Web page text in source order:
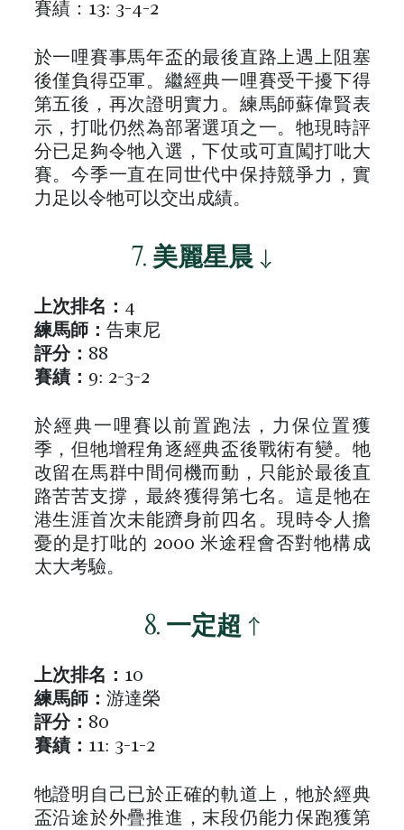
賽績：13: 3-4-2
於一哩賽事馬年盃的最後直路上遇上阻塞
後僅負得亞軍。繼經典一哩賽受干擾下得
第五後，再次證明實力。練馬師蘇偉賢表
示，打吡仍然為部署選項之一。牠現時評
分已足夠令牠入選，下仗或可直闖打吡大
賽。今季一直在同世代中保持競爭力，實
力足以令牠可以交出成績。
7. 美麗星晨 ↓
上次排名： 4
練馬師： 告東尼
評分： 88
賽績： 9: 2-3-2
於經典一哩賽以前置跑法，力保位置獲
季，但牠增程角逐經典盃後戰術有變。牠
改留在馬群中間伺機而動，只能於最後直
路苦苦支撐，最終獲得第七名。這是牠在
港生涯首次未能躋身前四名。現時令人擔
憂的是打吡的 2000 米途程會否對牠構成
太大考驗。
8. 一定超 ↑
上次排名： 10
練馬師： 游達榮
評分： 80
賽績： 11: 3-1-2
牠證明自己已於正確的軌道上，牠於經典
盃沿途於外疊推進，末段仍能力保跑獲第